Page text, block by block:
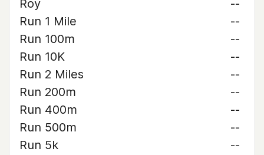
Roy
--
Run 1 Mile
--
Run 100m
--
Run 10K
--
Run 2 Miles
--
Run 200m
--
Run 400m
--
Run 500m
--
Run 5k
--